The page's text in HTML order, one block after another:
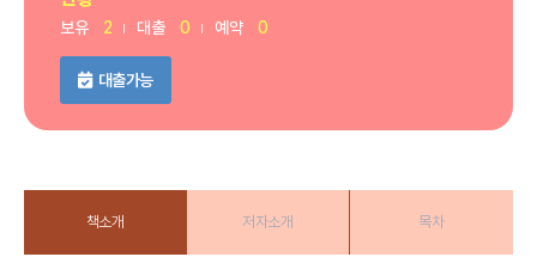
보유 2 대출 0 예약 0
대출가능
책소개 저자소개 목차